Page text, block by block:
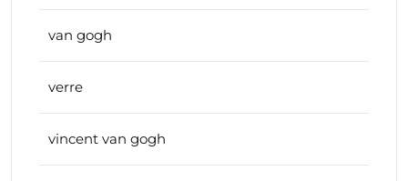
van gogh
verre
vincent van gogh